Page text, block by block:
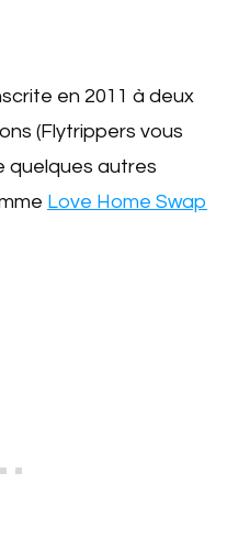
en 2011 à deux
(Flytrippers vous
quelques autres
Love Home Swap